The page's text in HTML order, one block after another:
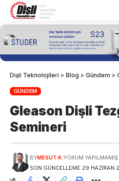
Dişli Teknolojileri > Blog > Gündem >
GÜNDEM
Gleason Dişli
Semineri
SON GÜNCELLEME 29 HAZIRAN
BYMESUT K.YORUM YAPILMAMIŞ